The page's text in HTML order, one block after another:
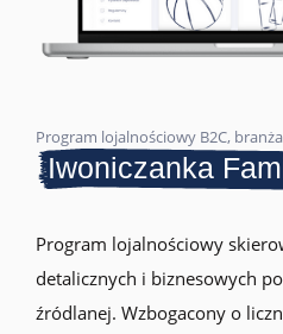
Program lojalnościowy B2C,
Iwoniczanka
Program lojalnościowy
detalicznych i biznesowych
źródlanej. Wzbogacony o